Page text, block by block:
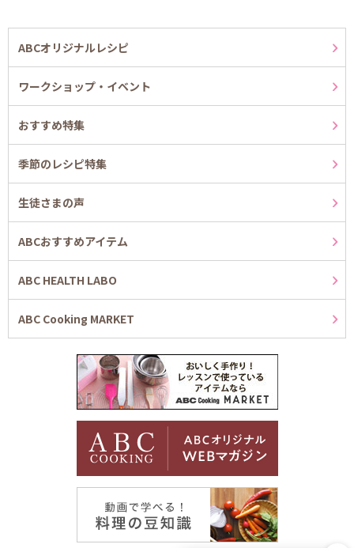
ABCオリジナルレシピ
ワークショップ・イベント
おすすめ特集
季節のレシピ特集
生徒さまの声
ABCおすすめアイテム
ABC HEALTH LABO
ABC Cooking MARKET